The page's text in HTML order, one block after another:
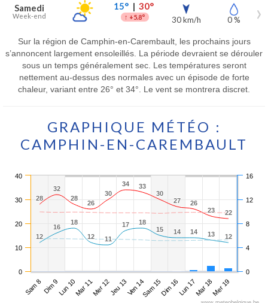
Samedi
Week-end
15°| 30°
↑ +5.8° 30 km/h 0 %
Sur la région de Camphin-en-Carembault, les prochains jours
s’annoncent largement ensoleillés. La période devraient se dérouler
sous un temps généralement sec. Les températures seront
nettement au-dessus des normales avec un épisode de forte
chaleur, variant entre 26° et 34°. Le vent se montrera discret.
GRAPHIQUE MÉTÉO :
CAMPHIN-EN-CAREMBAULT
28
28
32
32
28
28
26
26
30
30
34
34 33
33
30
30
27
27 26
26
23
23 22
22
12
12
16
16
18
18
12
12 11
11
17
17 18
18
15
15 14
14 14
14 13
13 12
12
Sam 8Dim 9Lun 10Mar 11Mer 12Jeu 13Ven 14Sam 15Dim 16Lun 17Mar 18Mer 19
0
10
20
30
40
0
4
8
12
16